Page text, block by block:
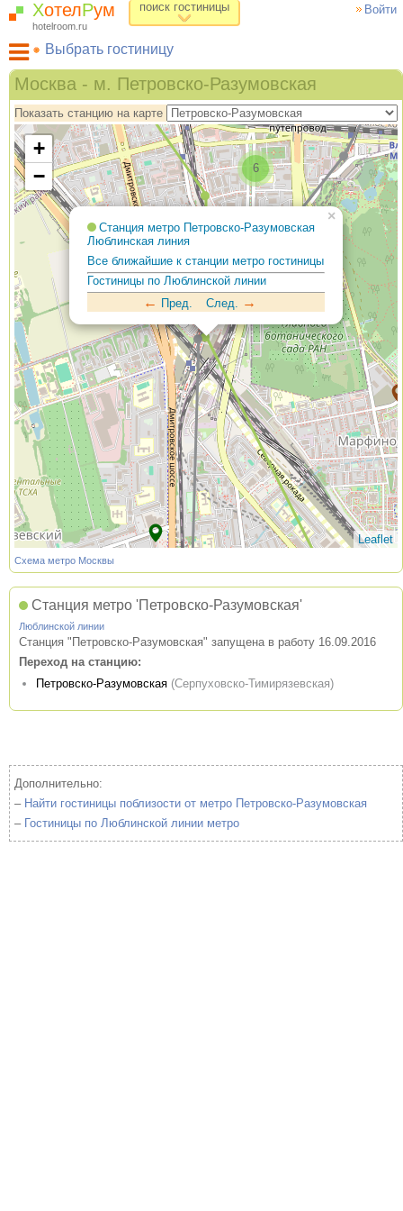
Войти
ХотелРум
hotelroom.ru
поиск гостиницы
Выбрать гостиницу
Гостиницы на карте Москвы
Гостиницы по метро
ХотелРум рекомендует
Москва - м. Петровско-Разумовская
Показать станцию на карте
6
Станция метро Петровско-Разумовская
Люблинская линия
Все ближайшие к станции метро гостиницы
Гостиницы по Люблинской линии
← Пред. След. →
×
+
−
Leaflet
Схема метро Москвы
Станция метро 'Петровско-Разумовская'
Люблинской линии
Станция "Петровско-Разумовская" запущена в работу 16.09.2016
Переход на станцию:
Петровско-Разумовская(Серпуховско-Тимирязевская)
Дополнительно:
– Найти гостиницы поблизости от метро Петровско-Разумовская
– Гостиницы по Люблинской линии метро